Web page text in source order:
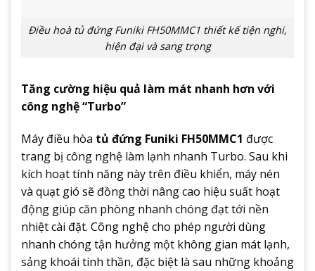
Điều hoà tủ đứng Funiki FH50MMC1 thiết kế tiện nghi,
hiện đại và sang trọng
Tăng cường hiệu quả làm mát nhanh hơn với
công nghệ “Turbo”
Máy điều hòa tủ đứng Funiki FH50MMC1 được
trang bị công nghệ làm lạnh nhanh Turbo. Sau khi
kích hoạt tính năng này trên điều khiển, máy nén
và quạt gió sẽ đồng thời nâng cao hiệu suất hoạt
động giúp căn phòng nhanh chóng đạt tới nền
nhiệt cài đặt. Công nghệ cho phép người dùng
nhanh chóng tận hưởng một không gian mát lạnh,
sảng khoái tinh thần, đặc biệt là sau những khoảng